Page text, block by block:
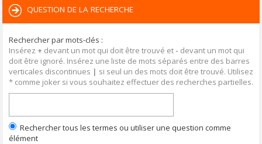
QUESTION DE LA RECHERCHE
Rechercher par mots-clés :
Insérez + devant un mot qui doit être trouvé et - devant un mot qui
doit être ignoré. Insérez une liste de mots séparés entre des barres
verticales discontinues | si seul un des mots doit être trouvé. Utilisez
* comme joker si vous souhaitez effectuer des recherches partielles.
Rechercher tous les termes ou utiliser une question comme
élément